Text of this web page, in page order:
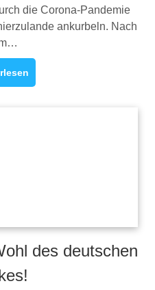
die Corona-Pandemie
ankurbeln. Nach
des deutschen